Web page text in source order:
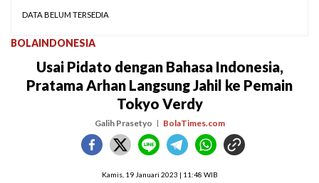
DATA BELUM TERSEDIA
BOLAINDONESIA
Usai Pidato dengan Bahasa Indonesia,
Pratama Arhan Langsung Jahil ke Pemain
Tokyo Verdy
Galih Prasetyo BolaTimes.com
Kamis, 19 Januari 2023 | 11:48 WIB